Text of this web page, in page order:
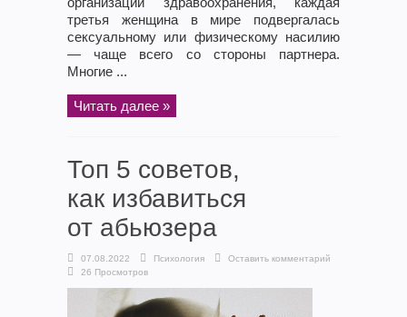
третья женщина в мире подвергалась
сексуальному или физическому насилию
— чаще всего со стороны партнера.
Многие ...
Читать далее »
Топ 5 советов,
как избавиться
от абьюзера
07.08.2022 Психология
Оставить комментарий
26 Просмотров